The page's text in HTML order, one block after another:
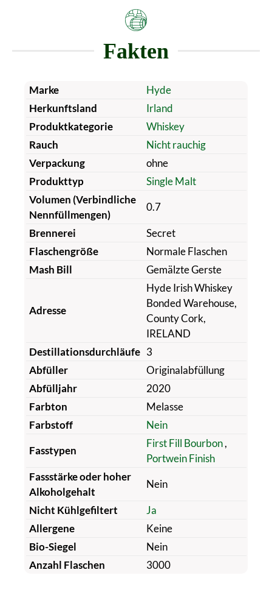
Fakten
Marke
Hyde
Herkunftsland
Irland
Produktkategorie
Whiskey
Rauch
Nicht rauchig
Verpackung
ohne
Produkttyp
Single Malt
Volumen (Verbindliche
Nennfüllmengen)
0.7
Brennerei
Secret
Flaschengröße
Normale Flaschen
Mash Bill
Gemälzte Gerste
Adresse
Hyde Irish Whiskey
Bonded Warehouse,
County Cork,
IRELAND
Destillationsdurchläufe 3
Abfüller
Originalabfüllung
Abfülljahr
2020
Farbton
Melasse
Farbstoff
Nein
Fasstypen
First Fill Bourbon,
Portwein Finish
Fassstärke oder hoher
Alkoholgehalt
Nein
Nicht Kühlgefiltert
Ja
Allergene
Keine
Bio-Siegel
Nein
Anzahl Flaschen
3000